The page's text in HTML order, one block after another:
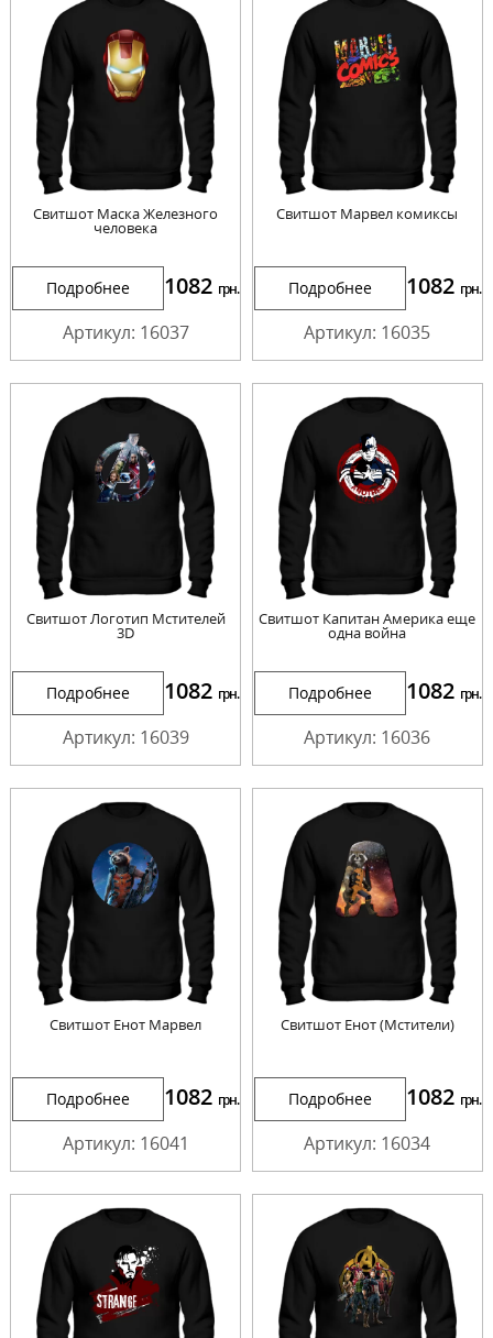
Cвитшот Маска Железного
человека
Подробнее 1082 грн.
Артикул: 16037
Cвитшот Марвел комиксы
Подробнее 1082 грн.
Артикул: 16035
Cвитшот Логотип Мстителей
3D
Подробнее 1082 грн.
Артикул: 16039
Cвитшот Капитан Америка еще
одна война
Подробнее 1082 грн.
Артикул: 16036
Cвитшот Енот Марвел
Подробнее 1082 грн.
Артикул: 16041
Cвитшот Енот (Мстители)
Подробнее 1082 грн.
Артикул: 16034